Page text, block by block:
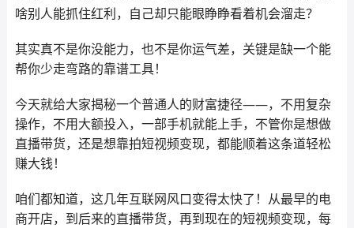
啥别人能抓住红利，自己却只能眼睁睁看着机会溜走？
其实真不是你没能力，也不是你运气差，关键是缺一个能
帮你少走弯路的靠谱工具！
今天就给大家揭秘一个普通人的财富捷径——，不用复杂
操作，不用大额投入，一部手机就能上手，不管你是想做
直播带货，还是想靠拍短视频变现，都能顺着这条道轻松
赚大钱！
咱们都知道，这几年互联网风口变得太快了！从最早的电
商开店，到后来的直播带货，再到现在的短视频变现，每